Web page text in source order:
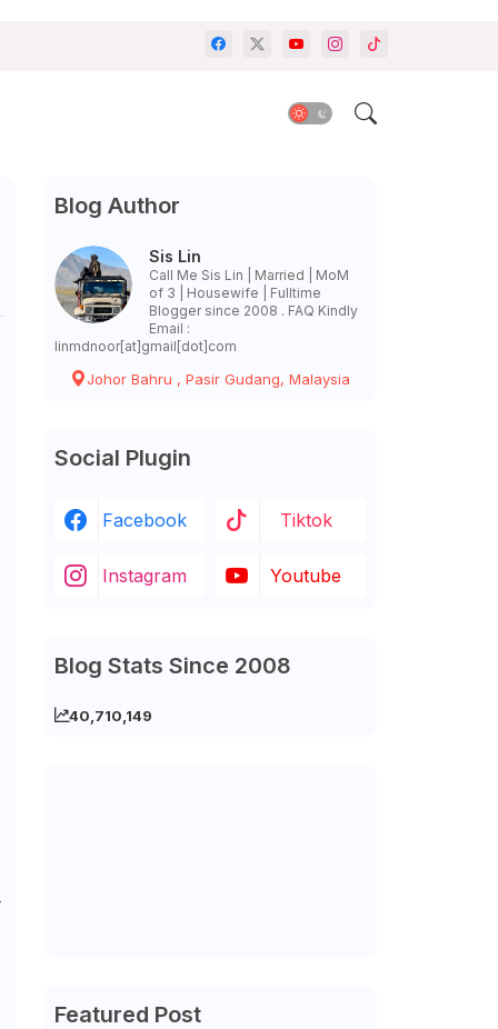
Blog Author
Sis Lin
Call Me Sis Lin | Married | MoM
of 3 | Housewife | Fulltime
Blogger since 2008 . FAQ Kindly
Email :
linmdnoor[at]gmail[dot]com
Johor Bahru , Pasir Gudang, Malaysia
Social Plugin
Facebook Tiktok
Instagram Youtube
Blog Stats Since 2008
40,710,149
Featured Post